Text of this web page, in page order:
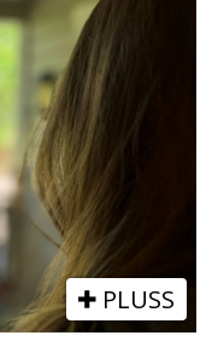
PLUSS